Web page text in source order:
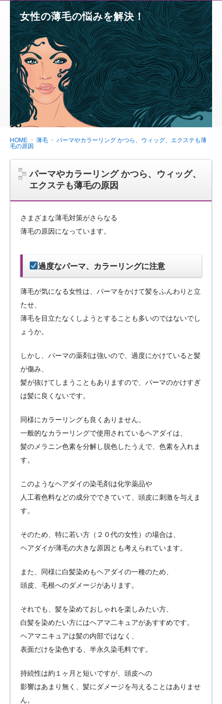
女性の薄毛の悩みを解決！
HOME 薄毛
パーマやカラーリング かつら、ウィッグ、エクステも薄
毛の原因
パーマやカラーリング かつら、ウィッグ、
エクステも薄毛の原因
さまざまな薄毛対策がさらなる
薄毛の原因になっています。
過度なパーマ、カラーリングに注意
薄毛が気になる女性は、パーマをかけて髪をふんわりと立
たせ、
薄毛を目立たなくしようとすることも多いのではないでし
ょうか。
しかし、パーマの薬剤は強いので、過度にかけていると髪
が傷み、
髪が抜けてしまうこともありますので、パーマのかけすぎ
は髪に良くないです。
同様にカラーリングも良くありません。
一般的なカラーリングで使用されているヘアダイは、
髪のメラニン色素を分解し脱色したうえで、色素を入れま
す。
このようなヘアダイの染毛剤は化学薬品や
人工着色料などの成分でできていて、頭皮に刺激を与えま
す。
そのため、特に若い方（２０代の女性）の場合は、
ヘアダイが薄毛の大きな原因とも考えられています。
また、同様に白髪染めもヘアダイの一種のため、
頭皮、毛根へのダメージがあります。
それでも、髪を染めておしゃれを楽しみたい方、
白髪を染めたい方にはヘアマ二キュアがあすすめです。
ヘアマニキュアは髪の内部ではなく、
表面だけを染色する、半永久染毛料です。
持続性は約１ヶ月と短いですが、頭皮への
影響はあまり無く、髪にダメージを与えることはありませ
ん。